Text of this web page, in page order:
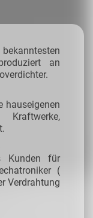
an
hauseigenen
Kunden für
(
Verdrahtung